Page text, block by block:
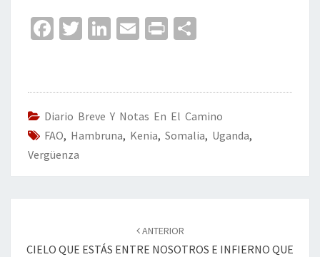
Fa
o
o
k
T
er
Li
dI
n
E
l
Pr
p
ar
tir
Diario Breve Y Notas En El Camino
FAO, Hambruna, Kenia, Somalia, Uganda,
Vergüenza
entradas
ANTERIOR
CIELO QUE ESTÁS ENTRE NOSOTROS E INFIERNO QUE